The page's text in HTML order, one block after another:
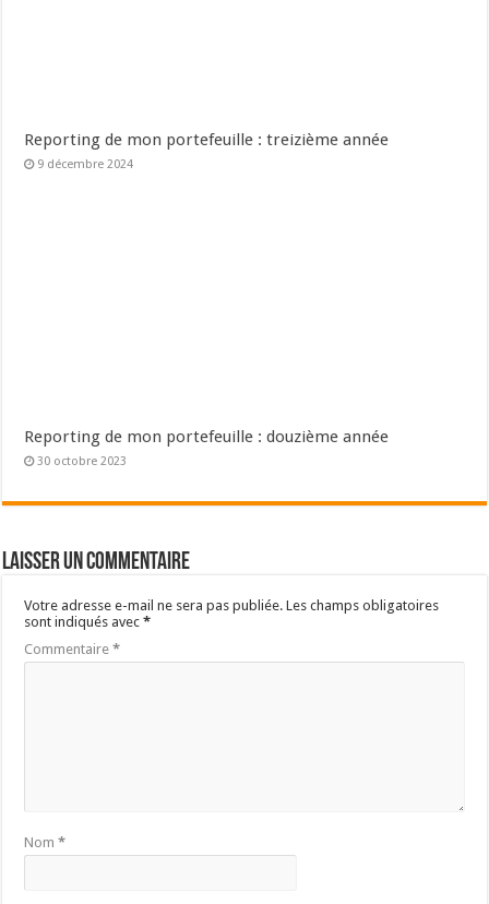
Reporting de mon portefeuille : treizième année
9 décembre 2024
Reporting de mon portefeuille : douzième année
30 octobre 2023
Laisser un commentaire
Votre adresse e-mail ne sera pas publiée. Les champs obligatoires
sont indiqués avec*
Commentaire*
Nom*